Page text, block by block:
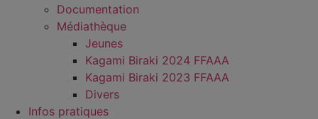
Documentation
Médiathèque
Jeunes
Kagami Biraki 2024 FFAAA
Kagami Biraki 2023 FFAAA
Divers
Infos pratiques